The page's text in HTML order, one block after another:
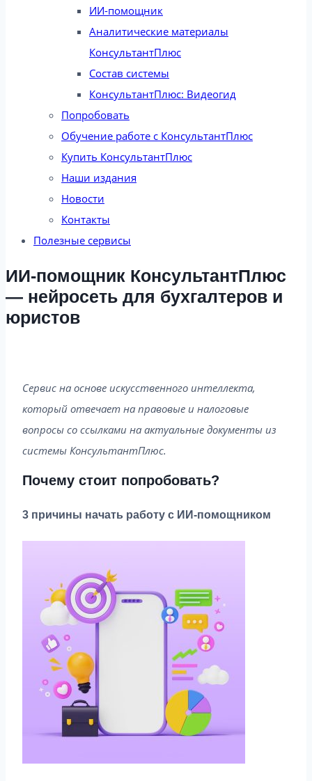
ИИ-помощник
Аналитические материалы
КонсультантПлюс
Состав системы
КонсультантПлюс: Видеогид
Попробовать
Обучение работе с КонсультантПлюс
Купить КонсультантПлюс
Наши издания
Новости
Контакты
Полезные сервисы
ИИ-помощник КонсультантПлюс
— нейросеть для бухгалтеров и
юристов
Сервис на основе искусственного интеллекта,
который отвечает на правовые и налоговые
вопросы со ссылками на актуальные документы из
системы КонсультантПлюс.
Почему стоит попробовать?
3 причины начать работу с ИИ-помощником